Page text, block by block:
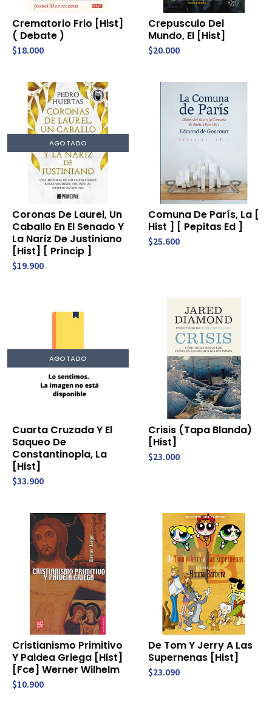
Crematorio Frio [Hist]
( Debate )
$18.000
Crepusculo Del
Mundo, El [Hist]
$20.000
AGOTADO
Coronas De Laurel, Un
Caballo En El Senado Y
La Nariz De Justiniano
[Hist] [ Princip ]
$19.900
Comuna De París, La [
Hist ] [ Pepitas Ed ]
$25.600
AGOTADO
Cuarta Cruzada Y El
Saqueo De
Constantinopla, La
[Hist]
$33.900
Crisis (Tapa Blanda)
[Hist]
$23.000
Cristianismo Primitivo
Y Paidea Griega [Hist]
[Fce] Werner Wilhelm
$10.900
De Tom Y Jerry A Las
Supernenas [Hist]
$23.090